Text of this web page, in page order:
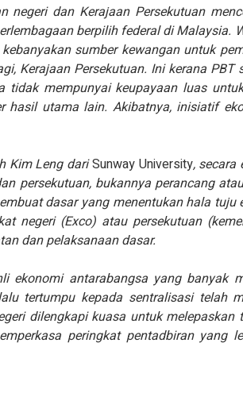
negeri dan Kerajaan Persekutuan
berpilih federal di Malaysia.
sumber kewangan untuk
Kerajaan Persekutuan. Ini kerana PBT
mempunyai keupayaan luas
hasil utama lain. Akibatnya, inisiatif
Kim Leng dariSunway University, secara
persekutuan, bukannya perancang
dasar yang menentukan hala tuju
negeri (Exco) atau persekutuan
dan pelaksanaan dasar.
ekonomi antarabangsa yang banyak
tertumpu kepada sentralisasi telah
dilengkapi kuasa untuk melepaskan
peringkat pentadbiran yang